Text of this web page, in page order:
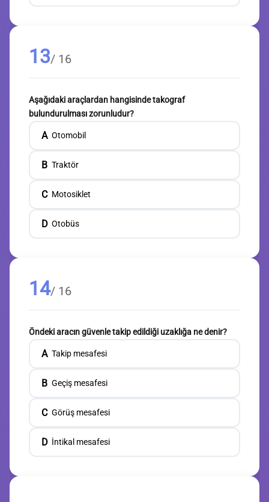
13/ 16
Aşağıdaki araçlardan hangisinde takograf
bulundurulması zorunludur?
A Otomobil
B Traktör
C Motosiklet
D Otobüs
14/ 16
Öndeki aracın güvenle takip edildiği uzaklığa ne denir?
A Takip mesafesi
B Geçiş mesafesi
C Görüş mesafesi
D İntikal mesafesi